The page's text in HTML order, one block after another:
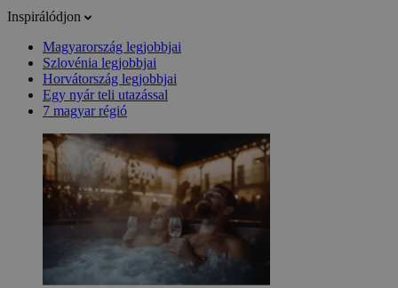
Inspirálódjon
Magyarország legjobbjai
Szlovénia legjobbjai
Horvátország legjobbjai
Egy nyár teli utazással
7 magyar régió